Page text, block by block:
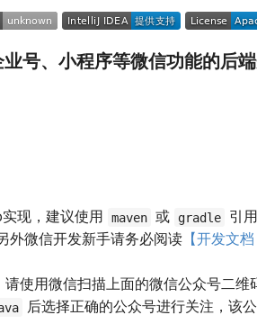
号、小程序等微信功能的后端
现，建议使用
maven 或 gradle
引
外微信开发新手请务必阅读【开发文档
使用微信扫描上面的微信公众号二维
后选择正确的公众号进行关注，该